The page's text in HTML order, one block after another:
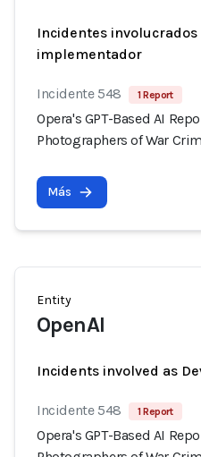
Incidentes
implementador
Incidente 548 1 Report
Opera's GPT-Based AI
Photographers of War
Más
Entity
OpenAI
Incidents involved as
Incidente 548 1 Report
Opera's GPT-Based AI